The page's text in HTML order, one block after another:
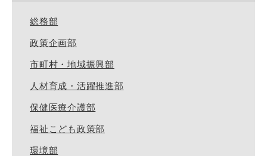
総務部
政策企画部
市町村・地域振興部
人材育成・活躍推進部
保健医療介護部
福祉こども政策部
環境部